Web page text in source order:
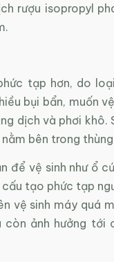
rượu isopropyl
tạp hơn, do
bụi bẩn, muốn
dịch và phơi khô.
bên trong
để vệ sinh như ổ
tạo phức tạp
vệ sinh máy quá
còn ảnh hưởng